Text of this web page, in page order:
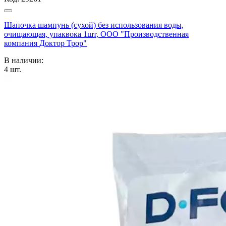
Шапочка шампунь (сухой) без использования воды,
очищающая, упаквока 1шт, ООО "Производственная
компания Доктор Трор"
В наличии:
4 шт.